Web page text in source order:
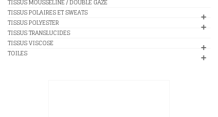
TISSUS MOUSSELINE / DOUBLE GAZE
TISSUS POLAIRES ET SWEATS
TISSUS POLYESTER
TISSUS TRANSLUCIDES
TISSUS VISCOSE
TOILES